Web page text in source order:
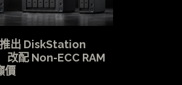
出 DiskStation
配 Non-ECC RAM
價